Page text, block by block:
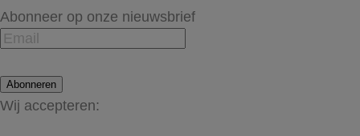
Abonneer op onze nieuwsbrief
Abonneren
Wij accepteren: